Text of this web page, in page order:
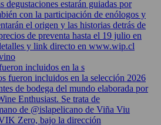
incluidos en la s